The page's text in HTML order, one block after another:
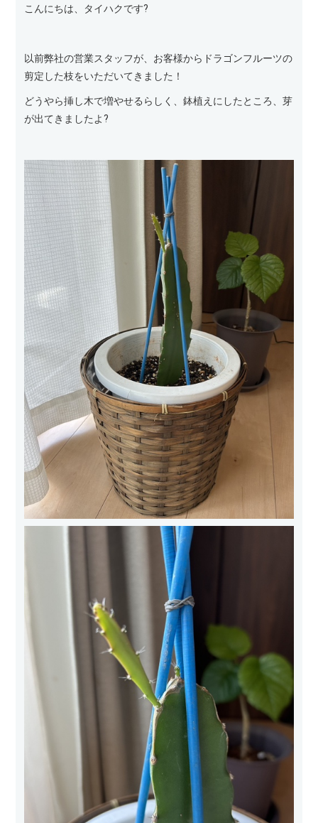
こんにちは、タイハクです?
以前弊社の営業スタッフが、お客様からドラゴンフルーツの
剪定した枝をいただいてきました！
どうやら挿し木で増やせるらしく、鉢植えにしたところ、芽
が出てきましたよ?